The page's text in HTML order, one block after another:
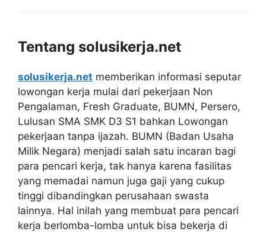
Tentang solusikerja.net
solusikerja.net memberikan informasi seputar
lowongan kerja mulai dari pekerjaan Non
Pengalaman, Fresh Graduate, BUMN, Persero,
Lulusan SMA SMK D3 S1 bahkan Lowongan
pekerjaan tanpa ijazah. BUMN (Badan Usaha
Milik Negara) menjadi salah satu incaran bagi
para pencari kerja, tak hanya karena fasilitas
yang memadai namun juga gaji yang cukup
tinggi dibandingkan perusahaan swasta
lainnya. Hal inilah yang membuat para pencari
kerja berlomba-lomba untuk bisa bekerja di